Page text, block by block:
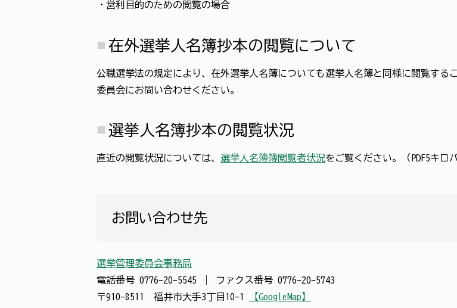
・営利目的のための閲覧の場合
在外選挙人名簿抄本の閲覧について
公職選挙法の規定により、在外選挙人名簿についても選挙人名簿と同様に閲覧する
委員会にお問い合わせください。
選挙人名簿抄本の閲覧状況
直近の閲覧状況については、 選挙人名簿簿閲覧者状況をご覧ください。（PDF5キロ
お問い合わせ先
選挙管理委員会事務局
電話番号 0776-20-5545 ファクス番号 0776-20-5743
〒910-8511 福井市大手3丁目10-1
【GoogleMap】